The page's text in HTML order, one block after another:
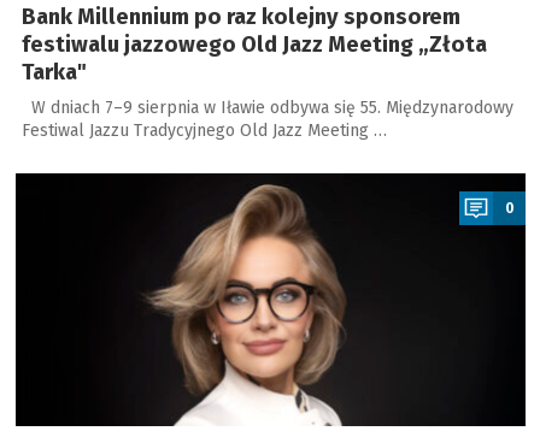
Bank Millennium po raz kolejny sponsorem
festiwalu jazzowego Old Jazz Meeting „Złota
Tarka"
W dniach 7–9 sierpnia w Iławie odbywa się 55. Międzynarodowy
Festiwal Jazzu Tradycyjnego Old Jazz Meeting …
a
0